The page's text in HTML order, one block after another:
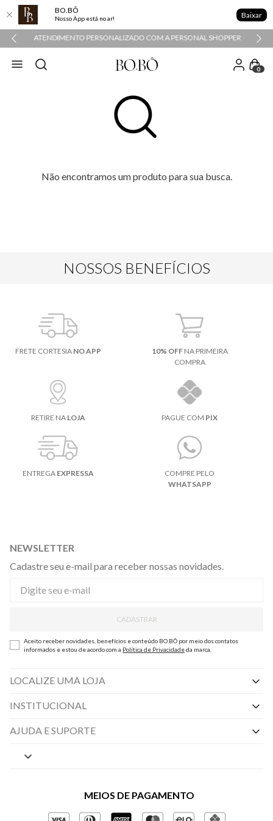
BO.BÔ
Nosso App está no ar! Baixar
ATENDIMENTO PERSONALIZADO COM A PERSONAL SHOPPER
0
Não encontramos um produto para sua busca.
NOSSOS BENEFÍCIOS
FRETE CORTESIA NO APP 10% OFFNA PRIMEIRA
COMPRA
RETIRE NA LOJA PAGUE COM PIX
ENTREGA EXPRESSA
COMPRE PELO
WHATSAPP
NEWSLETTER
Cadastre seu e-mail para receber nossas novidades.
CADASTRAR
Aceito receber novidades, benefícios e conteúdo BO.BÔ por meio dos contatos
informados e estou de acordo com a Política de Privacidadeda marca.
LOCALIZE UMA LOJA
INSTITUCIONAL
Nossas Lojas
Políticas de Privacidade
Gestão de Privacidade
AJUDA E SUPORTE
Central de Preferências
Perguntas frequentes
Regulamentos e Promoções
MEIOS DE PAGAMENTO